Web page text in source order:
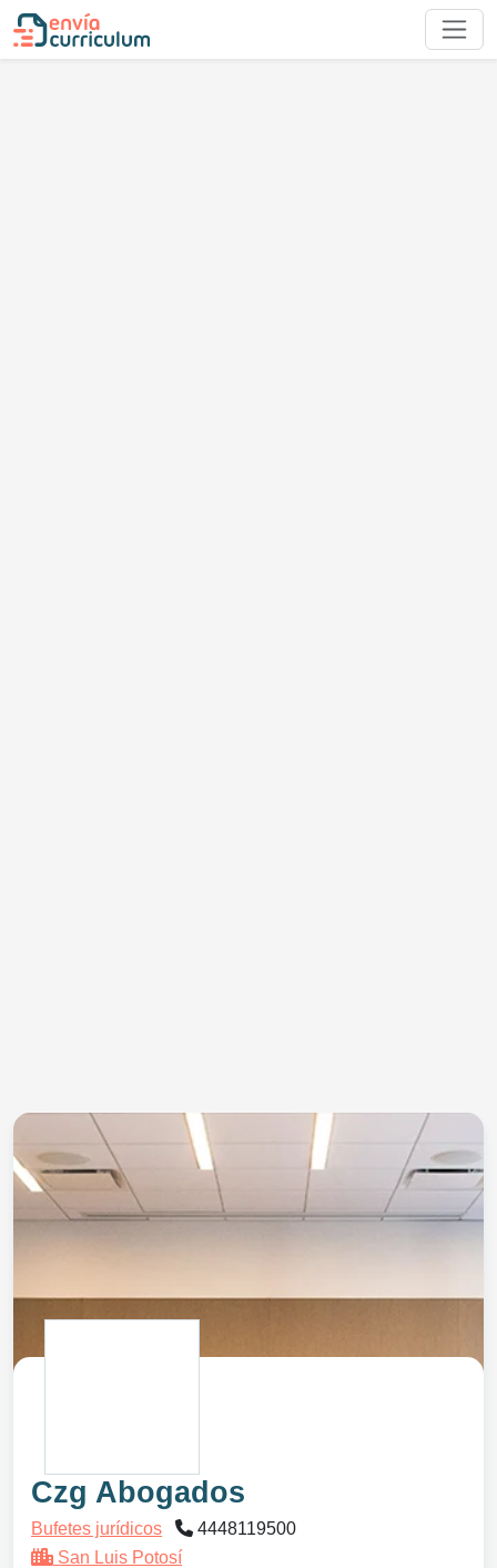
Czg Abogados
Bufetes jurídicos
4448119500
San Luis Potosí